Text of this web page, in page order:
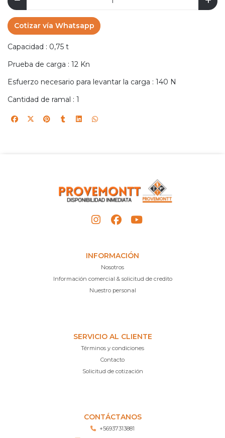
Cotizar vía Whatsapp
Capacidad : 0,75 t
Prueba de carga : 12 Kn
Esfuerzo necesario para levantar la carga : 140 N
Cantidad de ramal : 1
INFORMACIÓN
Nosotros
Información comercial & solicitud de credito
Nuestro personal
SERVICIO AL CLIENTE
Términos y condiciones
Contacto
Solicitud de cotización
CONTÁCTANOS
+56937313881